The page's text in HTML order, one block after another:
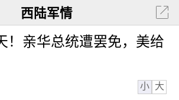
西陆军情
！亲华总统遭罢免，美给
小 大